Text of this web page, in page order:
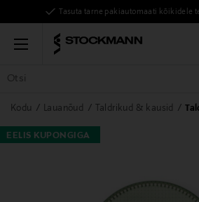
Tasuta tarne pakiautomaati kõikidele
Menu
KÕIK TOOTED NAISED MEHED
Kodu Lauanõud Taldrikud & kausid
EELIS KUPONGIGA